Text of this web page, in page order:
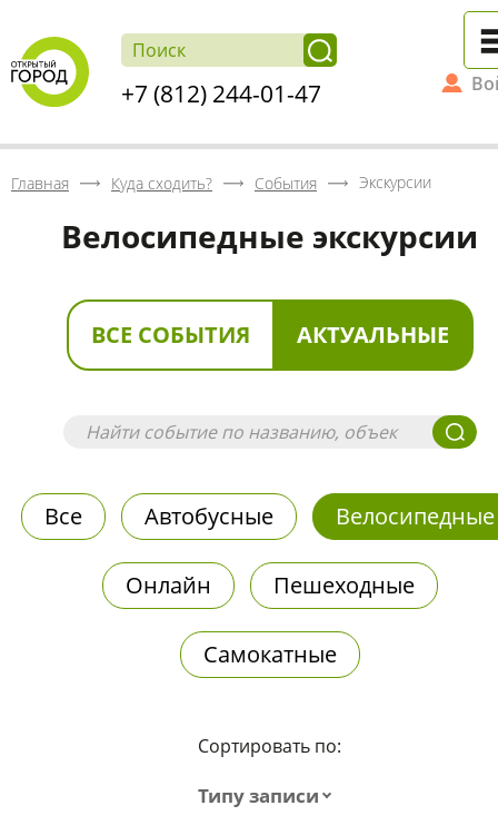
+7 (812) 244-01-47
Главная Куда сходить? События Экскурсии
Велосипедные экскурсии
ВСЕ СОБЫТИЯ АКТУАЛЬНЫЕ
Все Автобусные Велосипедные
Онлайн Пешеходные
Самокатные
Сортировать по:
Типу записи